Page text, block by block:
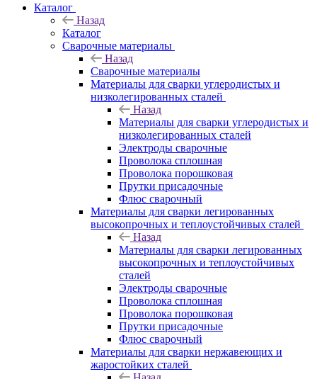
Каталог
Назад
Каталог
Сварочные материалы
Назад
Сварочные материалы
Материалы для сварки углеродистых и
низколегированных сталей
Назад
Материалы для сварки углеродистых и
низколегированных сталей
Электроды сварочные
Проволока сплошная
Проволока порошковая
Прутки присадочные
Флюс сварочный
Материалы для сварки легированных
высокопрочных и теплоустойчивых сталей
Назад
Материалы для сварки легированных
высокопрочных и теплоустойчивых
сталей
Электроды сварочные
Проволока сплошная
Проволока порошковая
Прутки присадочные
Флюс сварочный
Материалы для сварки нержавеющих и
жаростойких сталей